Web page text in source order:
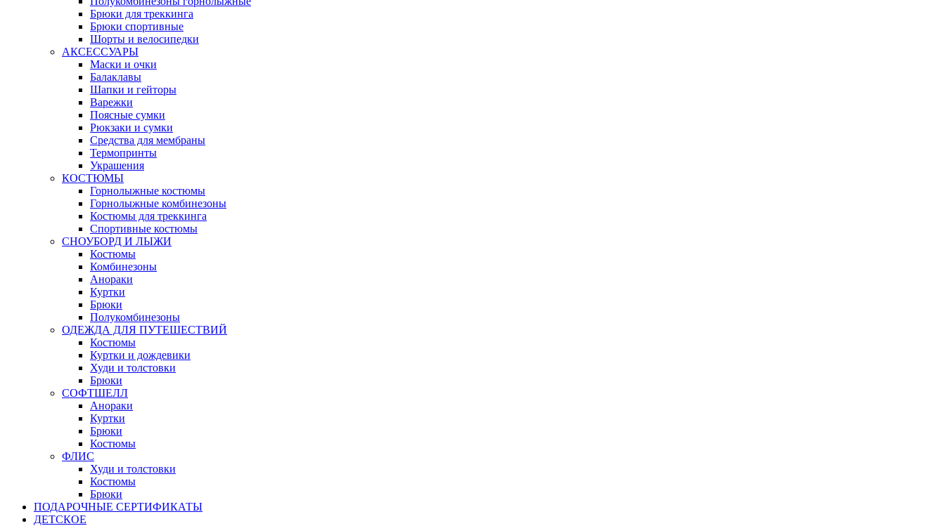
Брюки для треккинга
Брюки спортивные
Шорты и велосипедки
АКСЕССУАРЫ
Маски и очки
Балаклавы
Шапки и гейторы
Варежки
Поясные сумки
Рюкзаки и сумки
Средства для мембраны
Термопринты
Украшения
КОСТЮМЫ
Горнолыжные костюмы
Горнолыжные комбинезоны
Костюмы для треккинга
Спортивные костюмы
СНОУБОРД И ЛЫЖИ
Костюмы
Комбинезоны
Анораки
Куртки
Брюки
Полукомбинезоны
ОДЕЖДА ДЛЯ ПУТЕШЕСТВИЙ
Костюмы
Куртки и дождевики
Худи и толстовки
Брюки
СОФТШЕЛЛ
Анораки
Куртки
Брюки
Костюмы
ФЛИС
Худи и толстовки
Костюмы
Брюки
ПОДАРОЧНЫЕ СЕРТИФИКАТЫ
ДЕТСКОЕ